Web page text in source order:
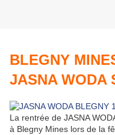
BLEGNY
JASNA WODA
La rentrée de JASNA
à Blegny Mines lors de la